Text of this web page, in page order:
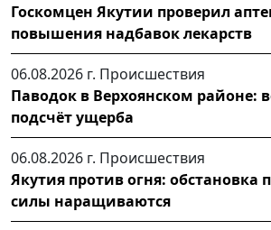
Госкомцен Якутии проверил
повышения надбавок лекарств
06.08.2026 г. Происшествия
Паводок в Верхоянском районе:
подсчёт ущерба
06.08.2026 г. Происшествия
Якутия против огня: обстановка
силы наращиваются